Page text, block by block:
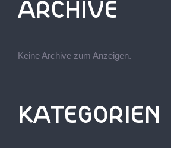
ARCHIVE
Keine Archive zum Anzeigen.
KATEGORIEN